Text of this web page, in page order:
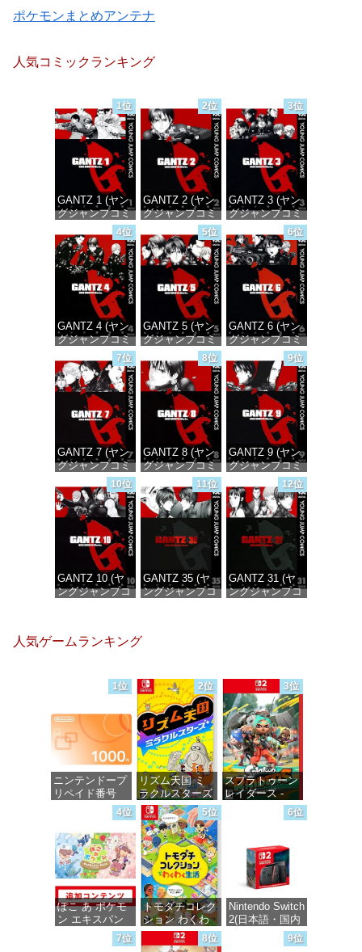
ポケモンまとめアンテナ
人気コミックランキング
1位
GANTZ 1 (ヤン
グジャンプコミ
ックスDIGITAL)
価格：¥100
2位
GANTZ 2 (ヤン
グジャンプコミ
ックスDIGITAL)
価格：¥100
3位
GANTZ 3 (ヤン
グジャンプコミ
ックスDIGITAL)
価格：¥100
4位
GANTZ 4 (ヤン
グジャンプコミ
ックスDIGITAL)
価格：¥100
5位
GANTZ 5 (ヤン
グジャンプコミ
ックスDIGITAL)
価格：¥100
6位
GANTZ 6 (ヤン
グジャンプコミ
ックスDIGITAL)
価格：¥100
7位
GANTZ 7 (ヤン
グジャンプコミ
ックスDIGITAL)
価格：¥100
8位
GANTZ 8 (ヤン
グジャンプコミ
ックスDIGITAL)
価格：¥100
9位
GANTZ 9 (ヤン
グジャンプコミ
ックスDIGITAL)
価格：¥100
10位
GANTZ 10 (ヤ
ングジャンプコ
価格：¥100
11位
GANTZ 35 (ヤ
ングジャンプコ
12位
GANTZ 31 (ヤ
ングジャンプコ
人気ゲームランキング
1位
ニンテンドープ
リペイド番号
1000円|オンラ
インコード版
価格：¥1,000
2位
リズム天国 ミ
ラクルスターズ
-Switch
価格：¥5,645
3位
スプラトゥーン
レイダース -
4位
ぽこ あ ポケモ
ン エキスパン
ションパス|オン
ラインコード版
5位
トモダチコレク
ション わくわ
く生活 -Switch
6位
Nintendo Switch
2(日本語・国内
7位 8位 9位